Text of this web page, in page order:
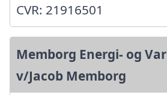
CVR: 21916501
Memborg Energi- og
v/Jacob Memborg